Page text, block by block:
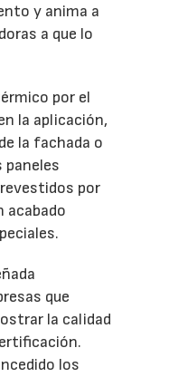
y anima a
a que lo
por el
la aplicación,
la fachada o
paneles
por
acabado
que
la calidad
los